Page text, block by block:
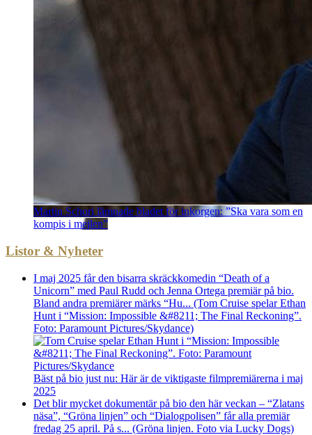
Martin Schori lämnade bladet för inkorgen: ”Ska vara som en
kompis i mejlen”
Listor & Nyheter
I maj 2025 får den bisarra skräckkomedin “Death of a
Unicorn” med Paul Rudd och Jenna Ortega premiär på bio.
Bland andra premiärer märks “Hu... (Tom Cruise spelar Ethan
Hunt i “Mission: Impossible &#8211; The Final Reckoning”.
Foto: Paramount Pictures/Skydance)
Bäst på bio just nu: Här är de viktigaste filmpremiärerna i maj
2025
Det blir mycket dokumentär på bio den här veckan – “Zlatans
näsa”, “Gröna linjen” och “Dialogpolisen” får alla premiär
fredag 25 april. På s... (Gröna linjen. Foto via Lucky Dogs)